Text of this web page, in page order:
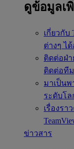
ดูข้อมูลเ
เกี่ยวกับ
ต่างๆ ไ
ติดต่อฝ่
ติดต่อทีม
มาเป็นพ
ระดับโล
เรื่องรา
ข่าวสาร